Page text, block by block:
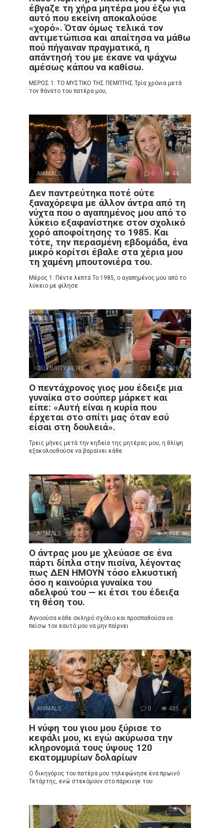
έβγαζε τη χήρα μητέρα μου έξω για
αυτό που εκείνη αποκαλούσε
«χορό». Όταν όμως τελικά τον
αντιμετώπισα και απαίτησα να μάθω
πού πήγαιναν πραγματικά, η
απάντησή του με έκανε να ψάχνω
αμέσως κάπου να καθίσω.
ΜΕΡΟΣ 1: ΤΟ ΜΥΣΤΙΚΟ ΤΗΣ ΠΕΜΠΤΗΣ Τρία χρόνια μετά
τον θάνατο του πατέρα μου,
ANIMALS 0 44
Δεν παντρεύτηκα ποτέ ούτε
ξαναχόρεψα με άλλον άντρα από τη
νύχτα που ο αγαπημένος μου από το
λύκειο εξαφανίστηκε στον σχολικό
χορό αποφοίτησης το 1985. Και
τότε, την περασμένη εβδομάδα, ένα
μικρό κορίτσι έβαλε στα χέρια μου
τη χαμένη μπουτονιέρα του.
Μέρος 1: Πέντε λεπτά Το 1985, ο αγαπημένος μου από το
λύκειο με φίλησε
CELEBRITY NEWS 0 428
Ο πεντάχρονος γιος μου έδειξε μια
γυναίκα στο σούπερ μάρκετ και
είπε: «Αυτή είναι η κυρία που
έρχεται στο σπίτι μας όταν εσύ
είσαι στη δουλειά».
Τρεις μήνες μετά την κηδεία της μητέρας μου, η θλίψη
εξακολουθούσε να βαραίνει κάθε
ANIMALS 0 1,368
Ο άντρας μου με χλεύασε σε ένα
πάρτι δίπλα στην πισίνα, λέγοντας
πως ΔΕΝ ΗΜΟΥΝ τόσο ελκυστική
όσο η καινούρια γυναίκα του
αδελφού του — κι έτσι του έδειξα
τη θέση του.
Αγνοούσα κάθε σκληρό σχόλιο και προσπαθούσα να
πείσω τον εαυτό μου να μην παίρνει
ANIMALS 0 435
Η νύφη του γιου μου ξύρισε το
κεφάλι μου, κι εγώ ακύρωσα την
κληρονομιά τους ύψους 120
εκατομμυρίων δολαρίων
Ο δικηγόρος του πατέρα μου τηλεφώνησε ένα πρωινό
Τετάρτης, ενώ στεκόμουν στο πάρκινγκ του